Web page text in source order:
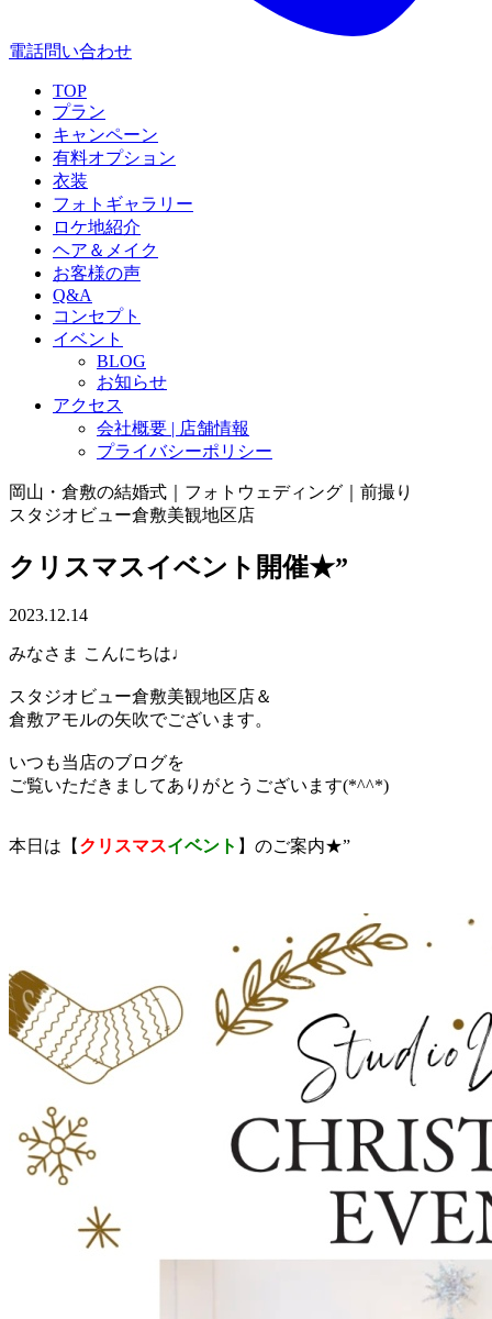
電話問い合わせ
TOP
プラン
キャンペーン
有料オプション
衣装
フォトギャラリー
ロケ地紹介
ヘア＆メイク
お客様の声
Q&A
コンセプト
イベント
BLOG
お知らせ
アクセス
会社概要 | 店舗情報
プライバシーポリシー
岡山・倉敷の結婚式｜フォトウェディング｜前撮り
スタジオビュー倉敷美観地区店
クリスマスイベント開催★”
2023.12.14
みなさま こんにちは♩
スタジオビュー倉敷美観地区店＆
倉敷アモルの矢吹でございます。
いつも当店のブログを
ご覧いただきましてありがとうございます(*^^*)
本日は【 クリスマスイベント 】のご案内★”